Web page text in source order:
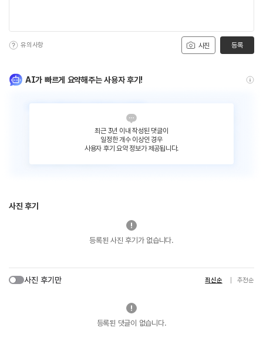
사진
유의사항 등록
AI가 빠르게 요약해주는 사용자 후기!
최근 3년 이내 작성된 댓글이
일정한 개수 이상인 경우
사용자 후기 요약 정보가 제공됩니다.
사진 후기
등록된 사진 후기가 없습니다.
사진 후기만 최신순 추천순
등록된 댓글이 없습니다.